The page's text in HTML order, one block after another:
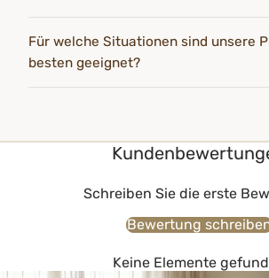
Für welche Situationen sind unsere
besten geeignet?
Schreiben Sie die erste
Bewertung
Keine Elemente